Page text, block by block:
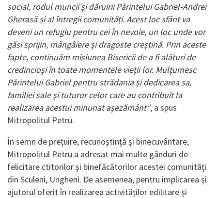
social, rodul muncii și dăruirii Părintelui Gabriel-Andrei
Gherasă și al întregii comunități. Acest loc sfânt va
deveni un refugiu pentru cei în nevoie, un loc unde vor
găsi sprijin, mângâiere și dragoste creștină. Prin aceste
fapte, continuăm misiunea Bisericii de a fi alături de
credincioși în toate momentele vieții lor. Mulțumesc
Părintelui Gabriel pentru strădania și dedicarea sa,
familiei sale și tuturor celor care au contribuit la
realizarea acestui minunat așezământ”, a spus
Mitropolitul Petru.
În semn de prețuire, recunoștință și binecuvântare,
Mitropolitul Petru a adresat mai multe gânduri de
felicitare ctitorilor și binefăcătorilor acestei comunități
din Sculeni, Ungheni. De asemenea, pentru implicarea și
ajutorul oferit în realizarea activităților edilitare și